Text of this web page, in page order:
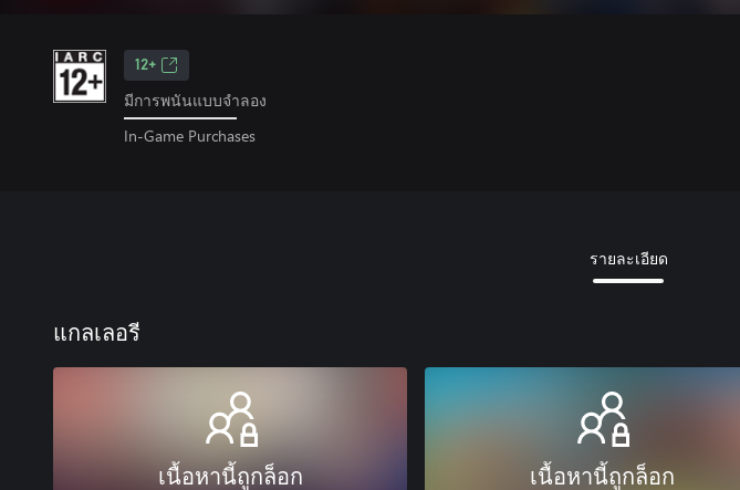
12+
มีการพนันแบบจำลอง
In-Game Purchases
รายละเอียด
แกลเลอรี
เนื้อหานี้ถูกล็อก เนื้อหานี้ถูกล็อก